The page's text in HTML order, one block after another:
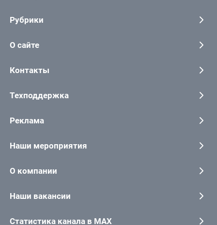
Рубрики
О сайте
Контакты
Техподдержка
Реклама
Наши мероприятия
О компании
Наши вакансии
Статистика канала в MAX